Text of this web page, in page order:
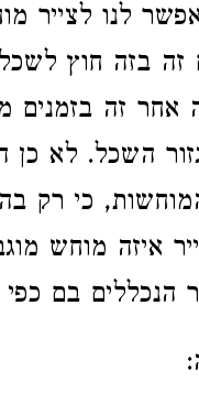
לנו לצייר
זה בזה חוץ
אחר זה בזמנים
השכל. לא כן
כי רק
איזה מוחש
הנכללים בם